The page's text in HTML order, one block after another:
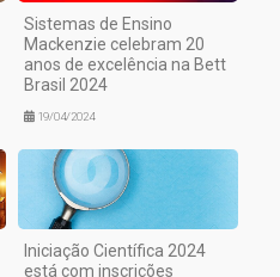
Sistemas de Ensino
Mackenzie celebram 20
anos de excelência na Bett
Brasil 2024
19/04/2024
Iniciação Científica 2024
está com inscrições